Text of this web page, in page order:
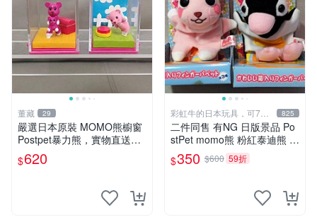
董藏 29
嚴選日本原裝 MOMO熊櫥窗
Postpet暴力熊，實物直送新
臺灣。MOMO熊 暴力熊 熊貓
櫥窗
$620
彩虹牛的日本玩具，可7取
付
825
二件同售 有NG 日版景品 Po
stPet momo熊 粉紅泰迪熊 妹
妹 comomo 企鵝 娃娃 布偶
手指頭 娃娃
$350 $600 59折